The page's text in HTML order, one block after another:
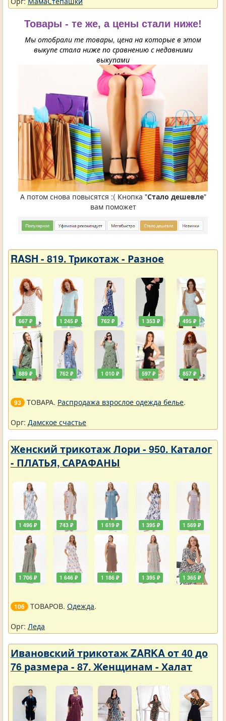
Товары - те же, а цены стали ниже!
Мы отобрали те товары, цена на которые в этом
выкупе стала ниже по сравнению с недавними
выкупами
А потом снова повысятся :( Кнопка "Стало дешевле"
вам поможет
RASH - 819. Трикотаж - Разное
667 ₽
889 ₽
1 245 ₽
762 ₽
762 ₽
1 010 ₽
1 353 ₽
597 ₽
495 ₽
857 ₽
93 ТОВАРА. Распродажа взрослое одежда белье.
Орг: Дамское счастье
Женский трикотаж Лори - 950. Каталог
- ПЛАТЬЯ, САРАФАНЫ
1 496 ₽
1 706 ₽
743 ₽
1 646 ₽
1 619 ₽
1 186 ₽
1 395 ₽
1 395 ₽
1 569 ₽
1 365 ₽
106 ТОВАРОВ. Одежда.
Орг: Леда
Ивановский трикотаж ZARKA от 40 до
76 размера - 87. Женщинам - Халат